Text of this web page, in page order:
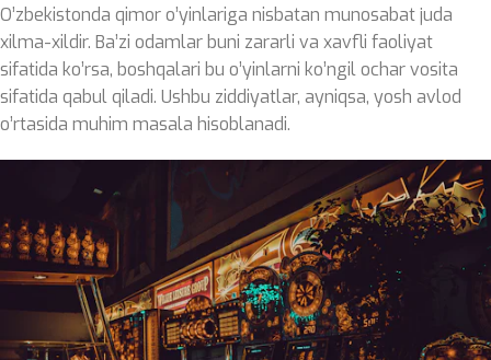
O’zbekistonda qimor o’yinlariga nisbatan munosabat juda
xilma-xildir. Ba’zi odamlar buni zararli va xavfli faoliyat
sifatida ko’rsa, boshqalari bu o’yinlarni ko’ngil ochar vosita
sifatida qabul qiladi. Ushbu ziddiyatlar, ayniqsa, yosh avlod
o’rtasida muhim masala hisoblanadi.